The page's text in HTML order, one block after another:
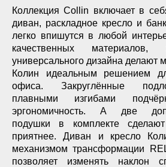
ФОТО РАБОТ
УСЛУГИ
ОПЛАТА
КОНТАКТЫ
Коллекция Collin включает в
диван, раскладное кресло и
легко впишутся в любой
качественных материалов,
универсального дизайна делают
Колин идеальным решением
офиса. Закруглённые
плавными изгибами
эргономичность. А две
подушки в комплекте
приятнее. Диван и кресло
механизмом трансформации
позволяет изменять наклон